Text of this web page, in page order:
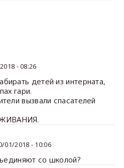
- 08:26
детей из интерната,
гари.
вызвали спасателей
01/2018 - 10:06
со школой?